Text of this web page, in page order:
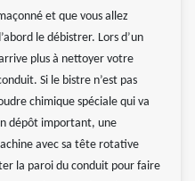
et que vous allez
le débistrer. Lors d’un
plus à nettoyer votre
Si le bistre n’est pas
chimique spéciale qui va
dépôt important, une
avec sa tête rotative
la paroi du conduit pour faire